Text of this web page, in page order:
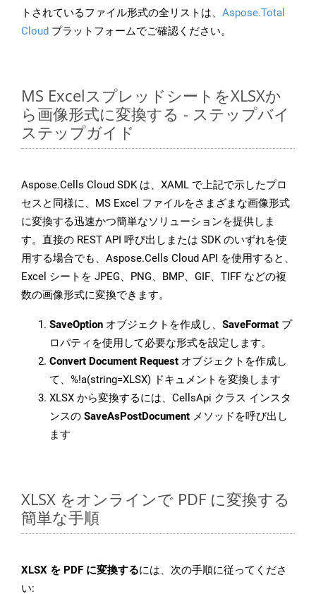
トされているファイル形式の全リストは、 Aspose.Total
Cloud プラットフォームでご確認ください。
MS ExcelスプレッドシートをXLSXか
ら画像形式に変換する - ステップバイ
ステップガイド
Aspose.Cells Cloud SDK は、XAML で上記で示したプロ
セスと同様に、MS Excel ファイルをさまざまな画像形式
に変換する迅速かつ簡単なソリューションを提供しま
す。直接の REST API 呼び出しまたは SDK のいずれを使
用する場合でも、Aspose.Cells Cloud API を使用すると、
Excel シートを JPEG、PNG、BMP、GIF、TIFF などの複
数の画像形式に変換できます。
SaveOption オブジェクトを作成し、 SaveFormat プ
ロパティを使用して必要な形式を設定します。
Convert Document Request オブジェクトを作成し
て、%!a(string=XLSX) ドキュメントを変換します
XLSX から変換するには、CellsApi クラス インスタ
ンスの SaveAsPostDocument メソッドを呼び出し
ます
XLSX をオンラインで PDF に変換する
簡単な手順
XLSX を PDF に変換するには、次の手順に従ってくださ
い: